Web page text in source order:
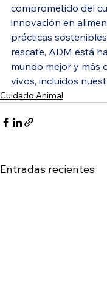
comprometido del
innovación en
prácticas
rescate, ADM está
mundo mejor y más
vivos, incluidos
Cuidado Animal
Entradas recientes